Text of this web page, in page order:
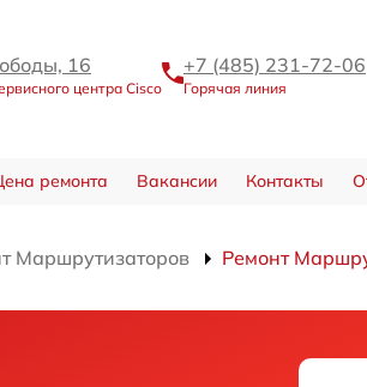
16
центра Cisco
+7 (485) 231-72-06
Горячая линия
ремонта Вакансии Контакты
Маршрутизаторов Ремонт